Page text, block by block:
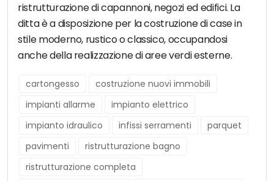
ristrutturazione di capannoni, negozi ed edifici. La
ditta è a disposizione per la costruzione di case in
stile moderno, rustico o classico, occupandosi
anche della realizzazione di aree verdi esterne.
cartongesso
costruzione nuovi immobili
impianti allarme
impianto elettrico
impianto idraulico
infissi serramenti
parquet
pavimenti
ristrutturazione bagno
ristrutturazione completa